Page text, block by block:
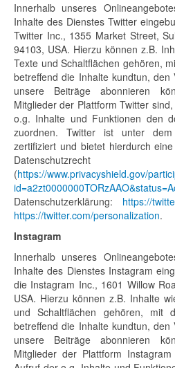
Innerhalb unseres
Inhalte des Dienstes Twitter
Twitter Inc., 1355 Market Street,
94103, USA. Hierzu können z.B.
Texte und Schaltflächen gehören,
betreffend die Inhalte kundtun,
unsere Beiträge abonnieren
Mitglieder der Plattform Twitter
o.g. Inhalte und Funktionen den
zuordnen. Twitter ist unter dem
zertifiziert und bietet hierdurch
(https://www.privacyshield.gov/
Datenschutzerklärung: https://
https://twitter.com/personalization.
Instagram
Innerhalb unseres
Inhalte des Dienstes Instagram
die Instagram Inc., 1601 Willow
USA. Hierzu können z.B. Inhalte
und Schaltflächen gehören, mit
betreffend die Inhalte kundtun,
unsere Beiträge abonnieren
Mitglieder der Plattform